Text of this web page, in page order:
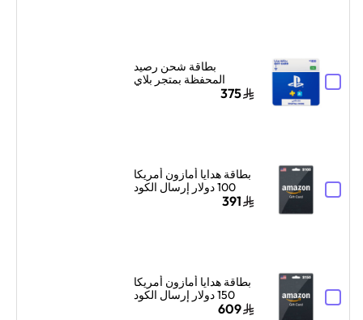
بطاقة شحن رصيد
المحفظة بمتجر بلاي
ستيشن سوني السعودية
375
بطاقة هدايا أمازون أمريكا
100 دولار إرسال الكود
الرقمي بالبريد الإلكتروني
391
بطاقة هدايا أمازون أمريكا
150 دولار إرسال الكود
الرقمي بالبريد الإلكتروني
609